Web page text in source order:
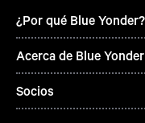
¿Por qué Blue Yonder?
Acerca de Blue Yonder
Socios